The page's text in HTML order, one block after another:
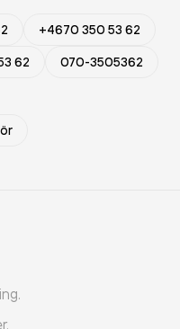
+4670 350 53 62
62 070-3505362